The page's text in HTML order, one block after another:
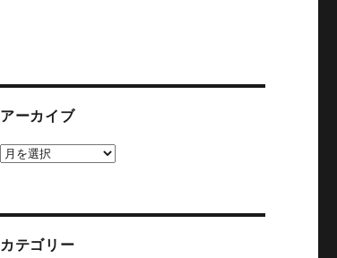
アーカイブ
ア
カテゴリー